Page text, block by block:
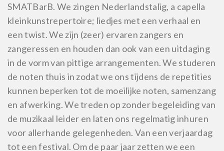
SMATBarB. We zingen Nederlandstalig, a capella
kleinkunstrepertoire; liedjes met een verhaal en
een twist. We zijn (zeer) ervaren zangers en
zangeressen en houden dan ook van een uitdaging
in de vorm van pittige arrangementen. We studeren
de noten thuis in zodat we ons tijdens de repetities
kunnen beperken tot de moeilijke noten, samenzang
en afwerking. We treden op zonder begeleiding van
de muzikaal leider en laten ons regelmatig inhuren
voor allerhande gelegenheden. Van een verjaardag
tot een festival. Om de paar jaar zetten we een